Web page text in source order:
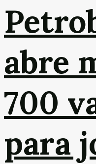
abre
700
para